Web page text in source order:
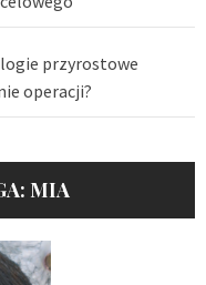
przyrostowe
operacji?
MIA